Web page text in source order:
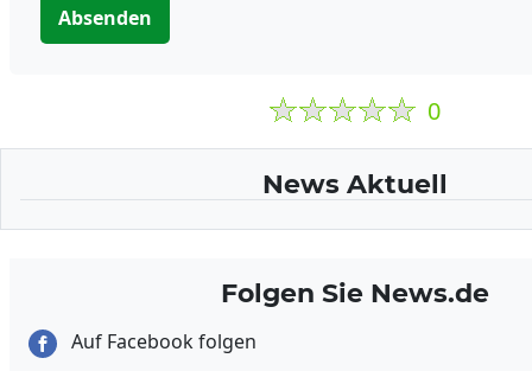
Absenden
0
News Aktuell
Folgen Sie News.de
Auf Facebook folgen